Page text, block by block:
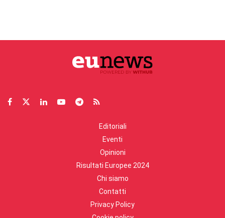
Editoriali
Eventi
Opinioni
Risultati Europee 2024
Chi siamo
Contatti
Privacy Policy